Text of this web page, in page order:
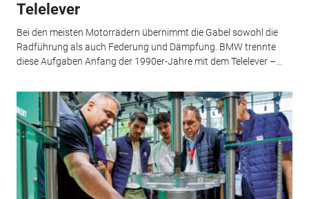
Telelever
Bei den meisten Motorrädern übernimmt die Gabel sowohl die
Radführung als auch Federung und Dämpfung. BMW trennte
diese Aufgaben Anfang der 1990er-Jahre mit dem Telelever –...